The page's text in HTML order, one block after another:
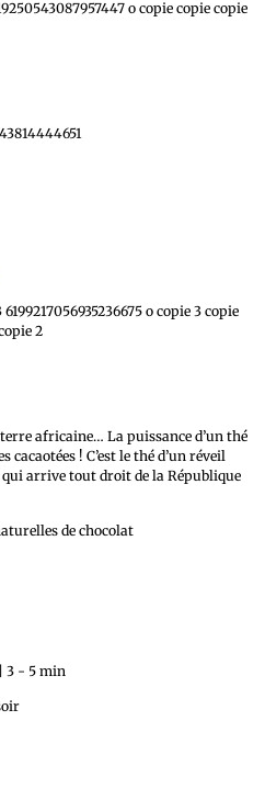
africaine… La puissance d’un thé
! C’est le thé d’un réveil
arrive tout droit de la République
de chocolat
3 - 5 min